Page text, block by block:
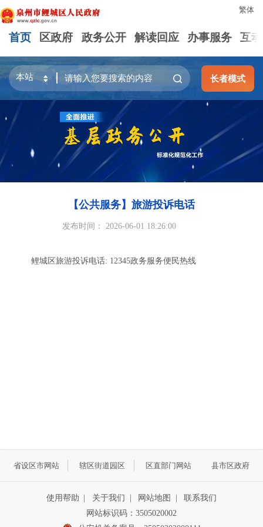
繁体
首页 区政府 政务公开 解读回应 办事服务 互
长者模式
【公共服务】旅游投诉电话
发布时间： 2026-06-01 18:26:00
鲤城区旅游投诉电话: 12345政务服务便民热线
省设区市网站 辖区街道园区 区直部门网站 县市区政府
使用帮助 关于我们 网站地图
联系我们
网站标识码：3505020002